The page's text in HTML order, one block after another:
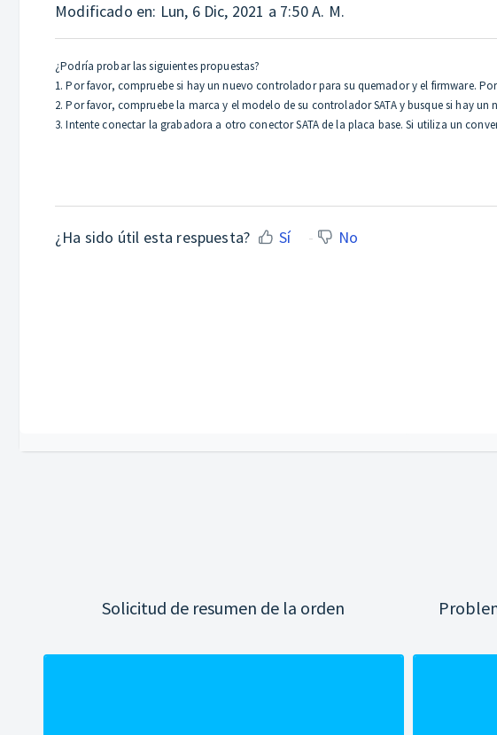
Modificado en: Lun, 6 Dic, 2021 a 7:50 A. M.
¿Podría probar las siguientes propuestas?
1. Por favor, compruebe si hay un nuevo controlador para su quemador y el firmware.
2. Por favor, compruebe la marca y el modelo de su controlador SATA y busque si hay
3. Intente conectar la grabadora a otro conector SATA de la placa base. Si utiliza un
¿Ha sido útil esta respuesta? Sí No
Solicitud de resumen de la orden